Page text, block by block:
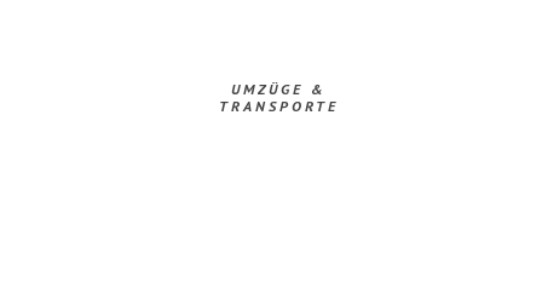
UMZÜGE &
TRANSPORTE